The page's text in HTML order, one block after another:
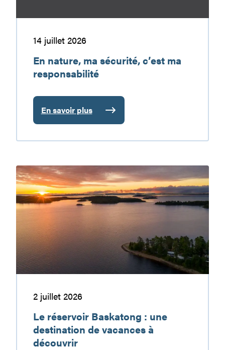
14 juillet 2026
En nature, ma sécurité, c’est ma
responsabilité
En savoir plus
:
En
nature,
sécurité,
c’est
ma
responsabilité
Le
réservoir
Baskatong
:
une
destination
de
vacances
à
2 juillet 2026
Le réservoir Baskatong : une
destination de vacances à
découvrir